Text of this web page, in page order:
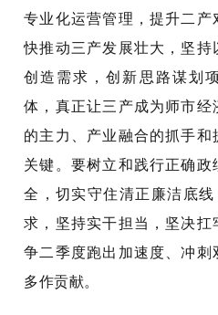
专业化运营管理，提升二产
快推动三产发展壮大，坚
创造需求，创新思路谋划
体，真正让三产成为师市经
的主力、产业融合的抓手
关键。要树立和践行正确
全，切实守住清正廉洁底线
求，坚持实干担当，坚决扛
争二季度跑出加速度、冲刺
多作贡献。